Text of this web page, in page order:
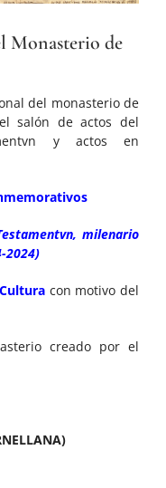
Monasterio de
del monasterio de
salón de actos del
y actos en
milenario
2024)
con motivo del
creado por el